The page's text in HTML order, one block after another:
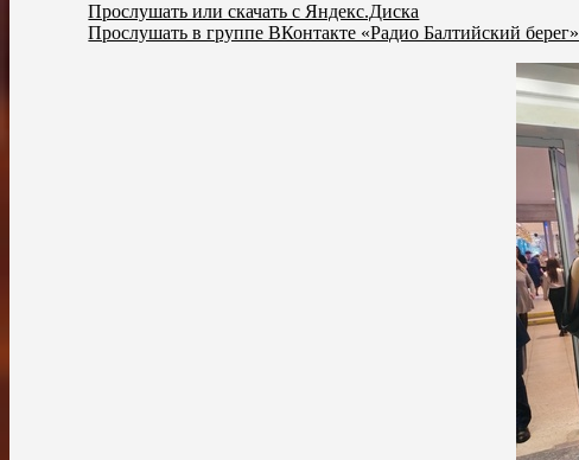
Прослушать или скачать с Яндекс.Диска
Прослушать в группе ВКонтакте «Радио Балтийский берег»